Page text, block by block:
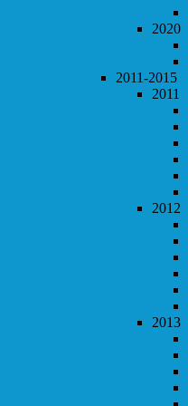
2020
2011-2015
2011
2012
2013